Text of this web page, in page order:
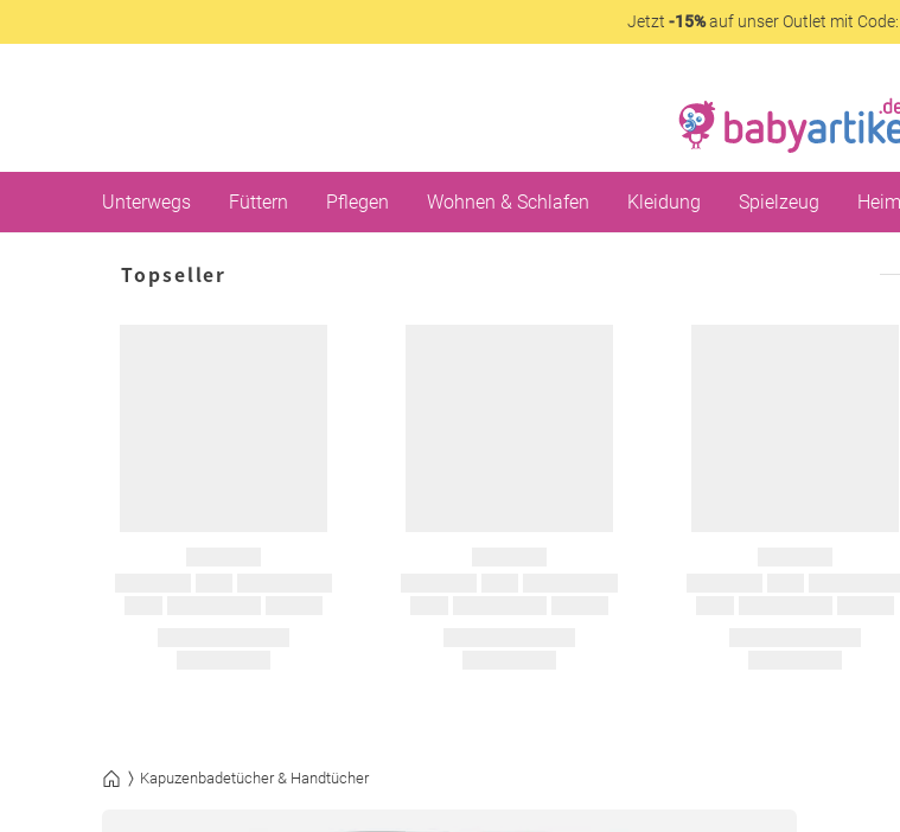
Jetzt -15%auf unser Outlet mit Code:
Unterwegs Füttern Pflegen Wohnen & Schlafen Kleidung Spielzeug
Topseller
Kapuzenbadetücher & Handtücher